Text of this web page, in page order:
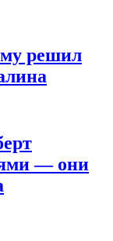
решил
— они